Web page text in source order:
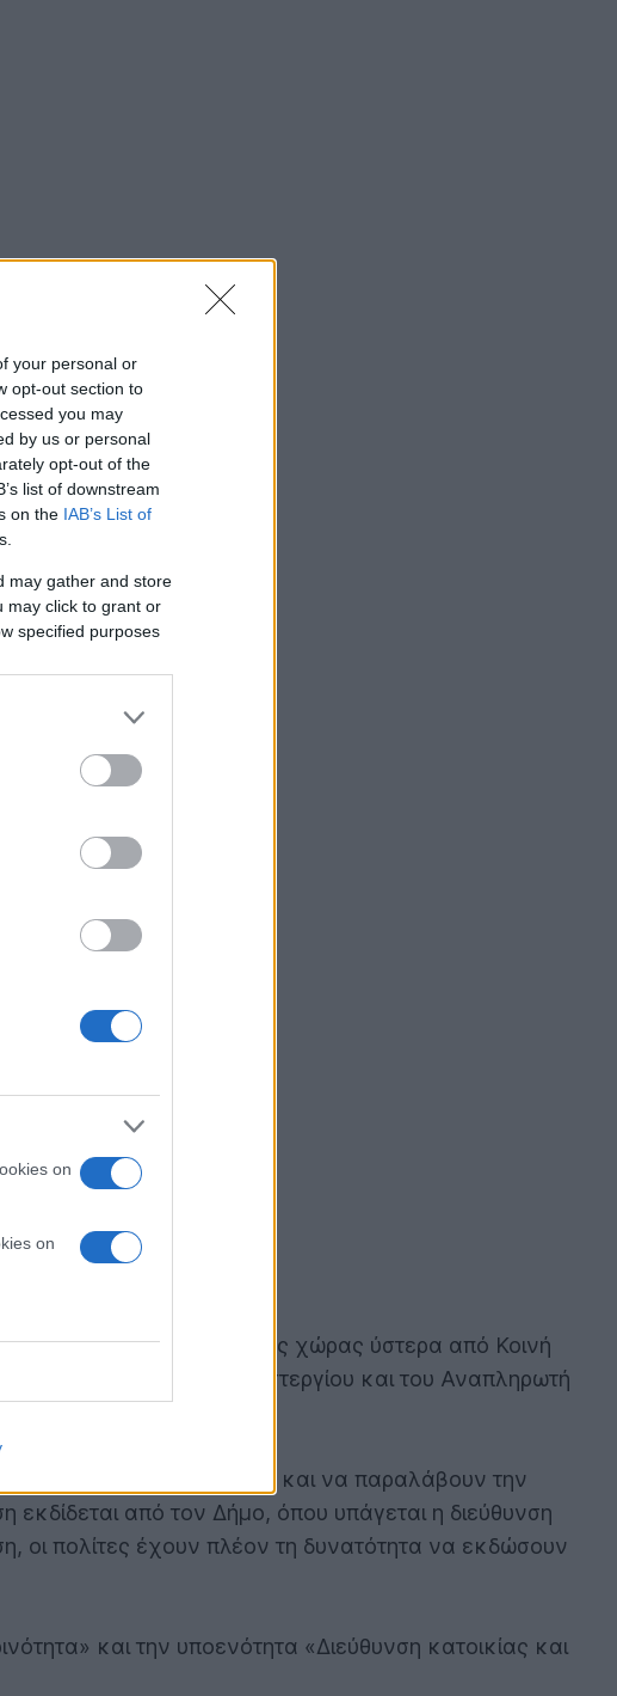
your personal or
opt-out section to
you may
by us or personal
opt-out of the
list of downstream
on the IAB’s List of
may gather and store
may click to grant or
specified purposes
on
on
κατοίκους 277 Δήμων της χώρας ύστερα από Κοινή
Δημήτρη Παπαστεργίου και του Αναπληρωτή
την αίτησή τους και να παραλάβουν την
εκδίδεται από τον Δήμο, όπου υπάγεται η διεύθυνση
οι πολίτες έχουν πλέον τη δυνατότητα να εκδώσουν
και την υποενότητα «Διεύθυνση κατοικίας και